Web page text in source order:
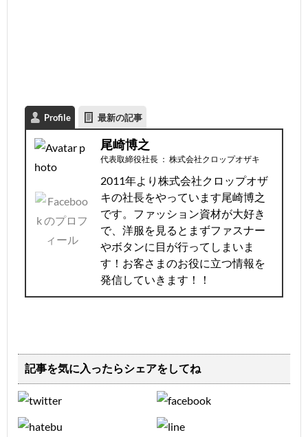
Profile 最新の記事
尾崎博之
代表取締役社長 ： 株式会社クロップオザキ
2011年より株式会社クロップオザ
キの社長をやっています尾崎博之
です。ファッション資材が大好き
で、洋服を見るとまずファスナー
やボタンに目が行ってしまいま
す！お客さまのお役に立つ情報を
発信していきます！！
記事を気に入ったらシェアをしてね